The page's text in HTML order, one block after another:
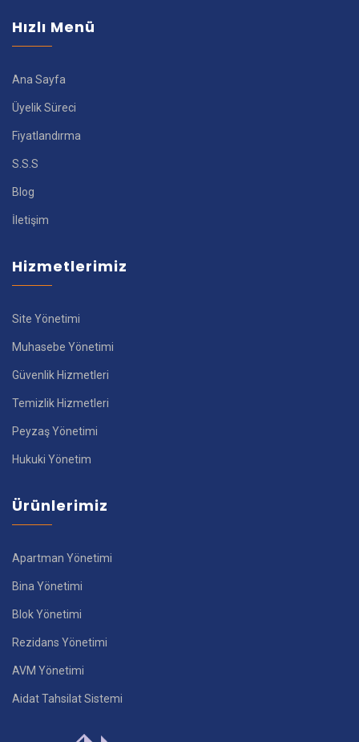
Hızlı Menü
Ana Sayfa
Üyelik Süreci
Fiyatlandırma
S.S.S
Blog
İletişim
Hizmetlerimiz
Site Yönetimi
Muhasebe Yönetimi
Güvenlik Hizmetleri
Temizlik Hizmetleri
Peyzaş Yönetimi
Hukuki Yönetim
Ürünlerimiz
Apartman Yönetimi
Bina Yönetimi
Blok Yönetimi
Rezidans Yönetimi
AVM Yönetimi
Aidat Tahsilat Sistemi